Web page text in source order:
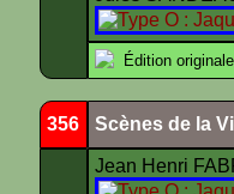
Édition
356 Scènes de la
Jean Henri